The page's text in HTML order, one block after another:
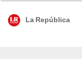
La República